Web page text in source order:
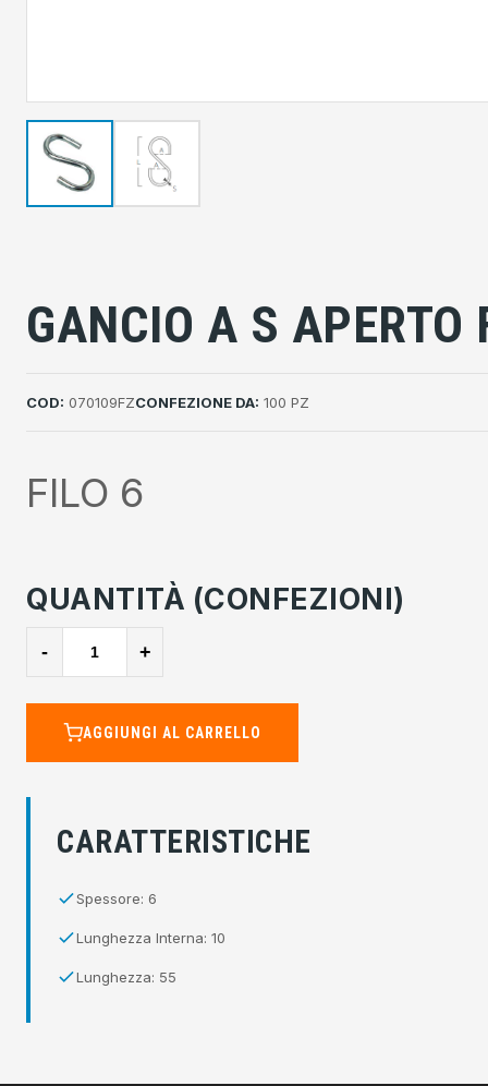
GANCIO A S
COD: 070109FZCONFEZIONE DA: 100 PZ
FILO 6
QUANTITÀ (CONFEZIONI)
- +
AGGIUNGI AL CARRELLO
CARATTERISTICHE
Spessore: 6
Lunghezza Interna: 10
Lunghezza: 55